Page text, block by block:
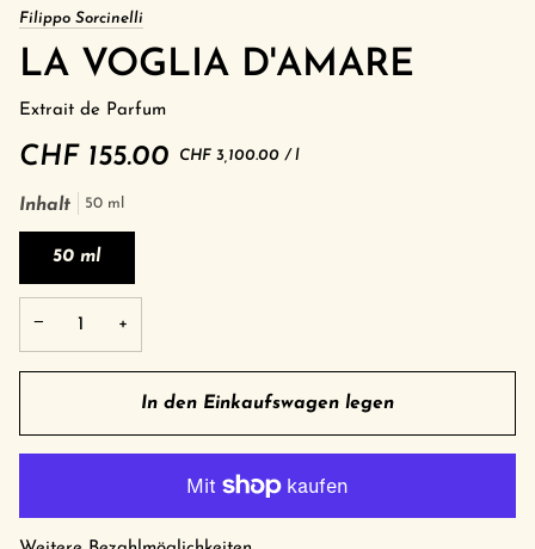
Filippo Sorcinelli
LA VOGLIA D'AMARE
Extrait de Parfum
CHF 155.00 Grundpreis
CHF 3,100.00 /pro
l
Inhalt 50 ml
50 ml
− +
In den Einkaufswagen legen